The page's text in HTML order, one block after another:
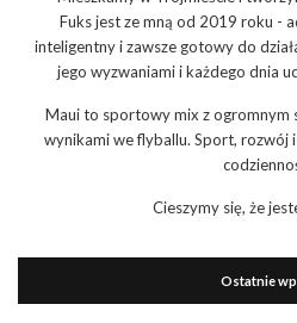
Fuks jest ze mną od 2019 roku -
inteligentny i zawsze gotowy do
jego wyzwaniami i każdego dnia
Maui to sportowy mix z ogromnym
wynikami we flyballu. Sport, rozwój
Cieszymy się, że
Ostatnie